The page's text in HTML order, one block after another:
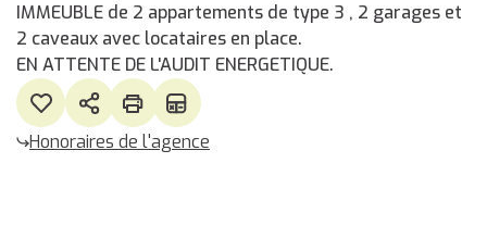
IMMEUBLE de 2 appartements de type 3 , 2 garages et
2 caveaux avec locataires en place.
EN ATTENTE DE L'AUDIT ENERGETIQUE.
Honoraires de l'agence